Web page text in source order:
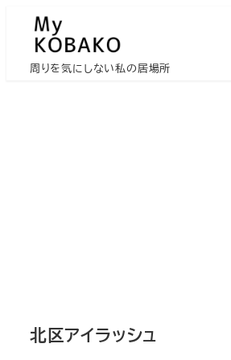
周りを気にしない私の居場所
北区アイラッシュ